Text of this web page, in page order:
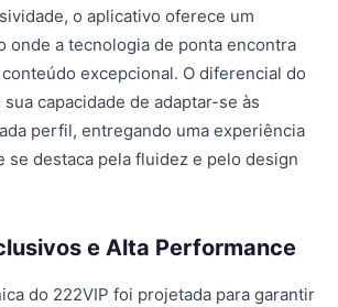
o aplicativo oferece um
onde a tecnologia de ponta encontra
excepcional. O diferencial do
capacidade de adaptar-se às
perfil, entregando uma experiência
se destaca pela fluidez e pelo design
e Alta Performance
do 222VIP foi projetada para garantir